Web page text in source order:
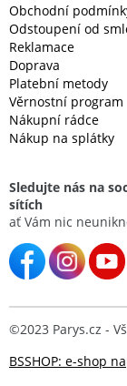
Obchodní
Odstoupení od
Reklamace
Doprava
Platební metody
Věrnostní program
Nákupní rádce
Nákup na splátky
Sledujte nás na
sítích
ať Vám nic
©2023 Parys.cz -
BSSHOP: e-shop